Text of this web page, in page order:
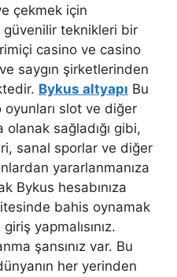
çekmek için
teknikleri bir
casino ve casino
saygın şirketlerinden
Bykus altyapı Bu
oyunları slot ve diğer
sağladığı gibi,
sanal sporlar ve diğer
yararlanmanıza
Bykus hesabınıza
bahis oynamak
yapmalısınız.
şansınız var. Bu
her yerinden